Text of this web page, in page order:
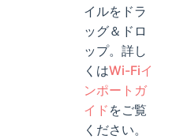
イルをドラ
ッグ＆ドロ
ップ。詳し
くはWi-Fiイ
ンポートガ
イド をご覧
ください。